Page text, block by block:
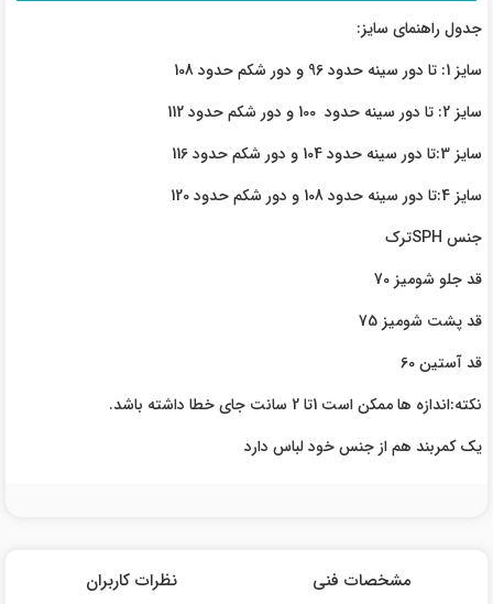
جدول راهنمای سایز:
سایز 1: تا دور سینه حدود 96 و دور شکم حدود 108
سایز 2: تا دور سینه حدود 100 و دور شکم حدود 112
سایز 3:تا دور سینه حدود 104 و دور شکم حدود 116
سایز 4:تا دور سینه حدود 108 و دور شکم حدود 120
جنس SPHترک
قد جلو شومیز 70
قد پشت شومیز 75
قد آستین 60
نکته:اندازه ها ممکن است 1تا 2 سانت جای خطا داشته باشد.
یک کمربند هم از جنس خود لباس دارد
مشخصات فنی نظرات کاربران